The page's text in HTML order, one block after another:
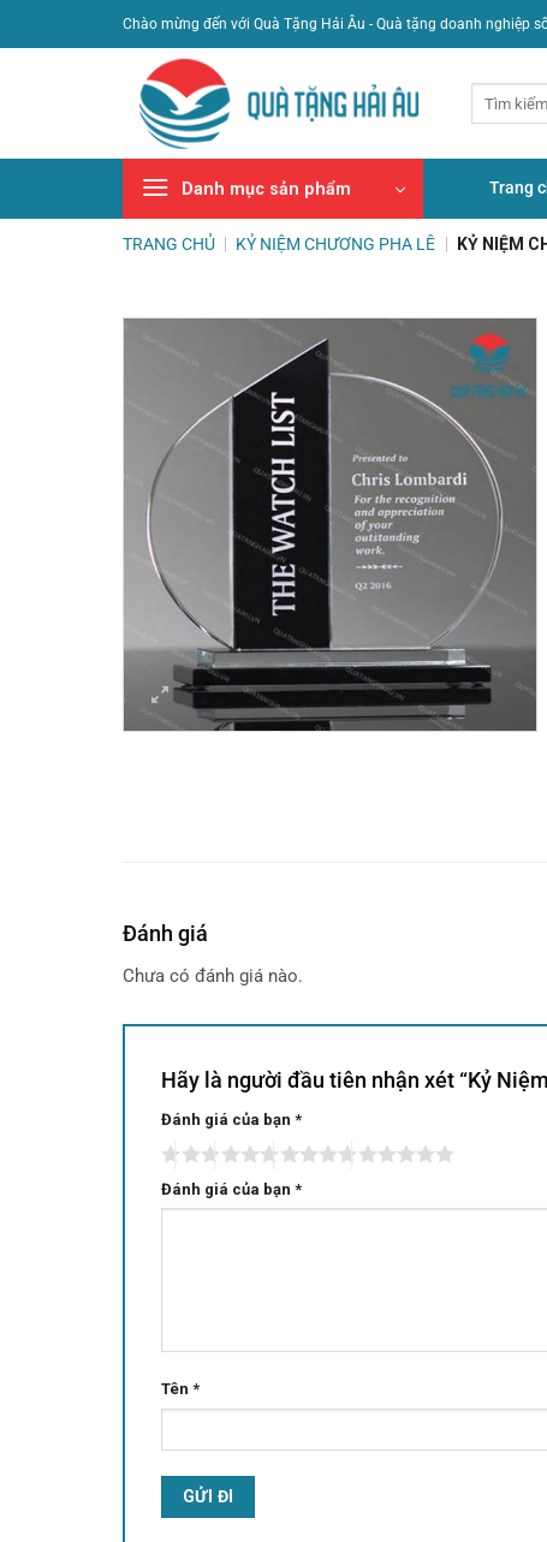
qua
Chào mừng đến với Quà Tặng Hải Âu - Quà tặng doanh nghiệp
Danh mục sản phẩm Trang
TRANG CHỦ KỶ NIỆM CHƯƠNG PHA LÊ KỶ NIỆM
Đánh giá
Chưa có đánh giá nào.
Hãy là người đầu tiên nhận xét “Kỷ
Đánh giá của bạn *
Đánh giá của bạn *
Tên *
Alternative: